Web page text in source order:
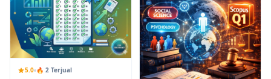
5.0 🔥 2 Terjual